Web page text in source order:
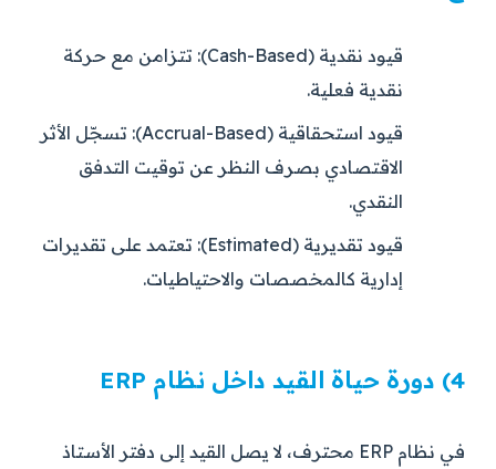
قيود نقدية (Cash-Based):
تتزامن مع حركة
نقدية فعلية.
قيود استحقاقية (Accrual-Based):
تسجّل الأثر
الاقتصادي بصرف النظر عن توقيت التدفق
النقدي.
قيود تقديرية (Estimated):
تعتمد على تقديرات
إدارية كالمخصصات والاحتياطيات.
4) دورة حياة القيد داخل نظام ERP
في نظام ERP محترف، لا يصل القيد إلى دفتر الأستاذ